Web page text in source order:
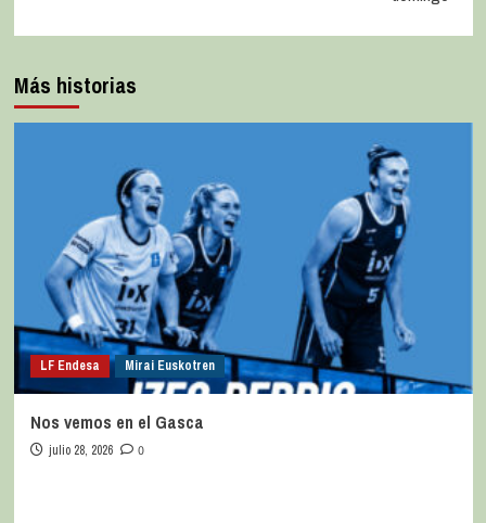
Más historias
LF Endesa Mirai Euskotren
Nos vemos en el Gasca
julio 28, 2026 0